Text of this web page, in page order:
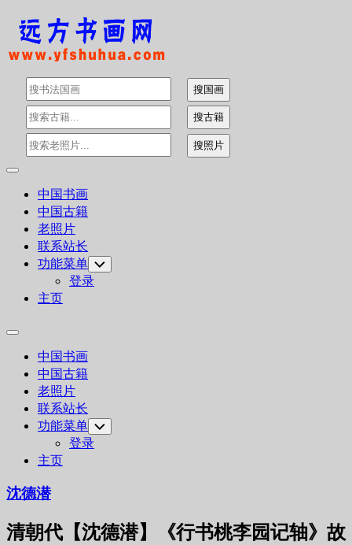
Skip
content
Expand
中国书画
中国古籍
老照片
联系站长
功能菜单 Toggle
Child
Menu
登录
主页
Expand
中国书画
中国古籍
老照片
联系站长
功能菜单 Toggle
Child
Menu
登录
主页
沈德潜
清朝代【沈德潜】《行书桃李园记轴》故